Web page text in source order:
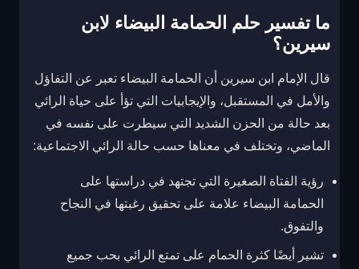
ما تفسير حلم الحمامة البيضاء لابن
سيرين؟
قال الإمام ابن سيرين أن الحمامة البيضاء تعبر عن التفاؤل
والأمل في المستقبل، والإيجابيات التي تؤأ على حياة الرائي
بعد حالة من الحزن الشديد التي سيطرت على نفسه في
الماضي، وتختلف في معناها حسب حالة الرائي الاجتماعية:
رؤية الفتاة الصغيرة التي تجتهد في دراستها على
الحمامة البيضاء علامة على تحقيق رغبتها في النجاح
والتفوق.
تشير أيضًا كثرة الحمام على تمتع الرائي بحب جميع